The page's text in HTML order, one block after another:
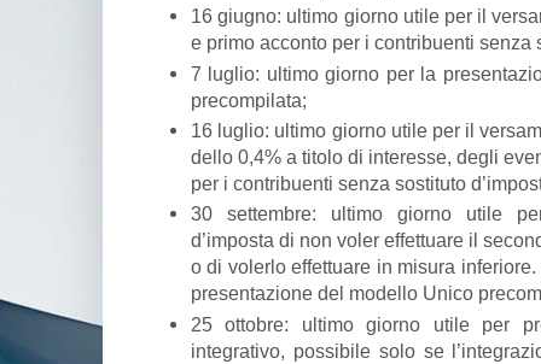
16 giugno: ultimo giorno utile per il
e primo acconto per i contribuenti senza
7 luglio: ultimo giorno per la
precompilata;
16 luglio: ultimo giorno utile per il
dello 0,4% a titolo di interesse, degli
per i contribuenti senza sostituto
30 settembre: ultimo giorno utile
d’imposta di non voler effettuare il
o di volerlo effettuare in misura
presentazione del modello Unico
25 ottobre: ultimo giorno utile per
integrativo, possibile solo se